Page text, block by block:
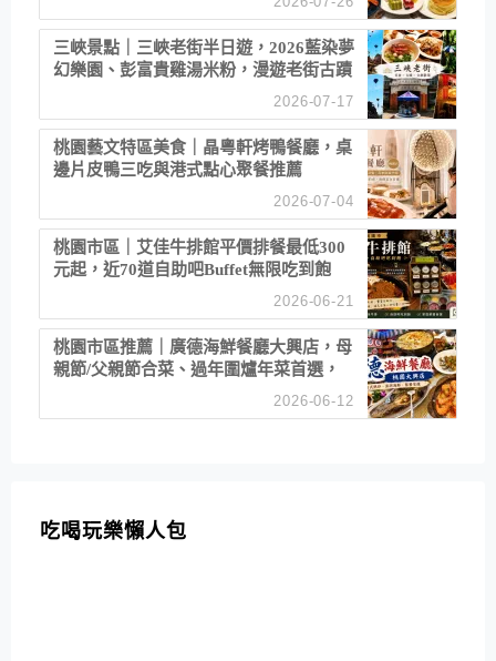
三峽景點｜三峽老街半日遊，2026藍染夢
幻樂園、彭富貴雞湯米粉，漫遊老街古蹟
2026-07-17
桃園藝文特區美食｜晶粵軒烤鴨餐廳，桌
邊片皮鴨三吃與港式點心聚餐推薦
2026-07-04
桃園市區｜艾佳牛排館平價排餐最低300
元起，近70道自助吧Buffet無限吃到飽
2026-06-21
桃園市區推薦｜廣德海鮮餐廳大興店，母
親節/父親節合菜、過年圍爐年菜首選，
2026-06-12
吃喝玩樂懶人包